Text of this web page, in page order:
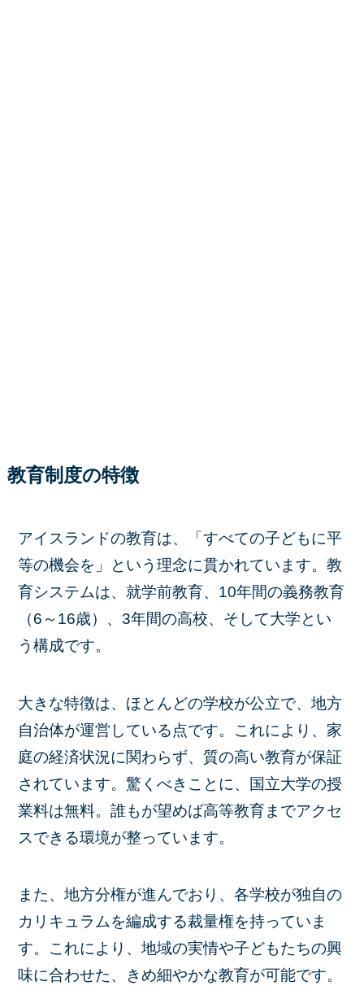
教育制度の特徴
アイスランドの教育は、「すべての子どもに平
等の機会を」という理念に貫かれています。教
育システムは、就学前教育、10年間の義務教育
（6～16歳）、3年間の高校、そして大学とい
う構成です。
大きな特徴は、ほとんどの学校が公立で、地方
自治体が運営している点です。これにより、家
庭の経済状況に関わらず、質の高い教育が保証
されています。驚くべきことに、国立大学の授
業料は無料。誰もが望めば高等教育までアクセ
スできる環境が整っています。
また、地方分権が進んでおり、各学校が独自の
カリキュラムを編成する裁量権を持っていま
す。これにより、地域の実情や子どもたちの興
味に合わせた、きめ細やかな教育が可能です。